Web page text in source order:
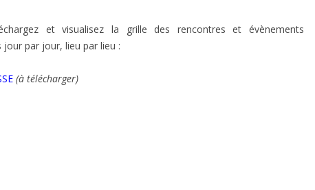
et visualisez la grille des rencontres et évènements
jour par jour, lieu par lieu :
(à télécharger)